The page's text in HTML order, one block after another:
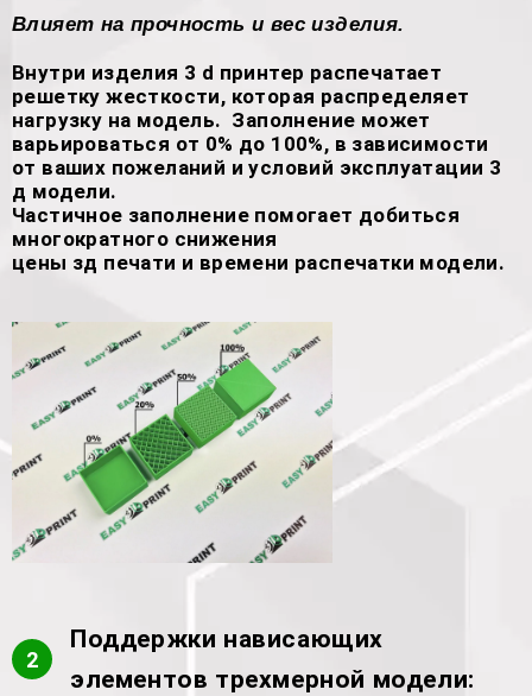
Влияет на прочность и вес изделия.
Внутри изделия 3 d принтер распечатает
решетку жесткости, которая распределяет
нагрузку на модель. Заполнение может
варьироваться от 0% до 100%, в зависимости
от ваших пожеланий и условий эксплуатации 3
д модели.
Частичное заполнение помогает добиться
многократного снижения
цены зд печати и времени распечатки модели.
2
Поддержки нависающих
элементов трехмерной модели: